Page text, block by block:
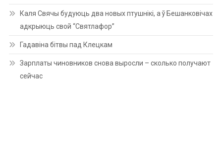
Каля Свячы будуюць два новых птушнікі, а ў Бешанковічах
адкрыюць свой “Святлафор”
Гадавіна бітвы пад Клецкам
Зарплаты чиновников снова выросли – сколько получают
сейчас